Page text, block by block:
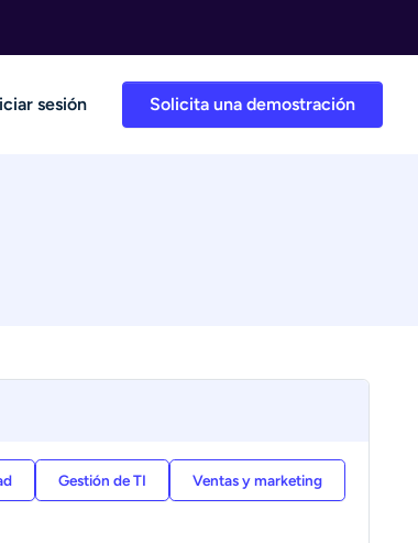
Solicita una demostración
sesión
Gestión de TI Ventas y marketing